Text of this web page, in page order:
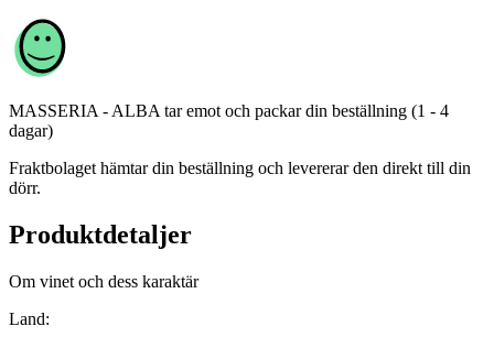
MASSERIA - ALBA tar emot och packar din beställning (1 - 4
dagar)
Fraktbolaget hämtar din beställning och levererar den direkt till din
dörr.
Produktdetaljer
Om vinet och dess karaktär
Land: